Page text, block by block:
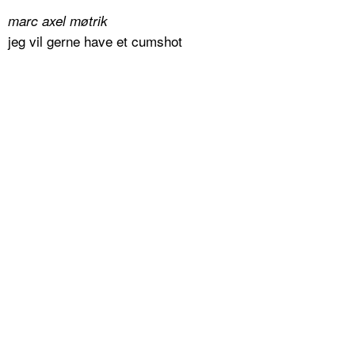
marc axel møtrik
jeg vil gerne have et cumshot